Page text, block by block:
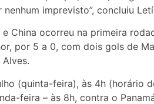
imprevisto”, concluiu
China ocorreu na primeira
por 5 a 0, com dois gols de
(quinta-feira), às 4h (horário
feira – às 8h, contra o